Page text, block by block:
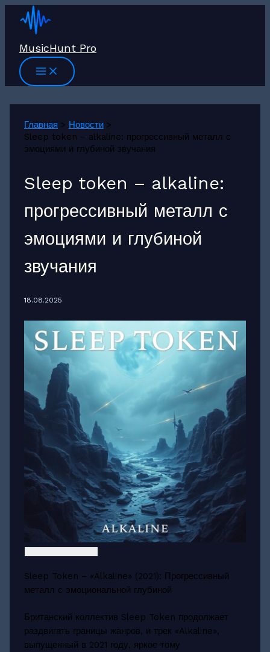
Перейти
MusicHunt Pro
Главная
Новости
Sleep token – alkaline: прогрессивный металл с
эмоциями и глубиной звучания
Sleep token – alkaline:
прогрессивный металл с
эмоциями и глубиной
звучания
18.08.2025
Sleep Token – «Alkaline» (2021): Прогрессивный
металл с эмоциональной глубиной
Британский коллектив Sleep Token продолжает
раздвигать границы жанров, и трек «Alkaline»,
выпущенный в 2021 году, яркое тому